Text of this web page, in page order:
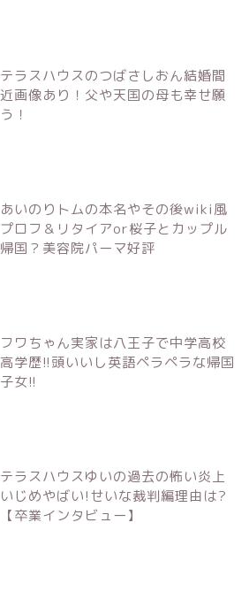
テラスハウスのつばさしおん結婚間
近画像あり！父や天国の母も幸せ願
う！
あいのりトムの本名やその後wiki風
プロフ＆リタイアor桜子とカップル
帰国？美容院パーマ好評
フワちゃん実家は八王子で中学高校
高学歴!!頭いいし英語ペラペラな帰国
子女!!
テラスハウスゆいの過去の怖い炎上
いじめやばい!せいな裁判編理由は?
【卒業インタビュー】